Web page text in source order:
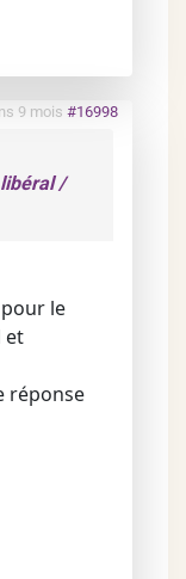
9 mois #16998
/
le
et
réponse